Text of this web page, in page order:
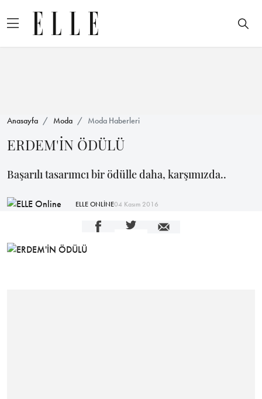
Anasayfa Moda Moda Haberleri
ERDEM'İN ÖDÜLÜ
Başarılı tasarımcı bir ödülle daha, karşımızda..
ELLE ONLİNE04 Kasım 2016